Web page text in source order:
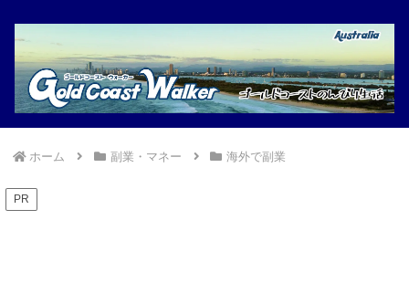
ホーム 副業・マネー 海外で副業
PR